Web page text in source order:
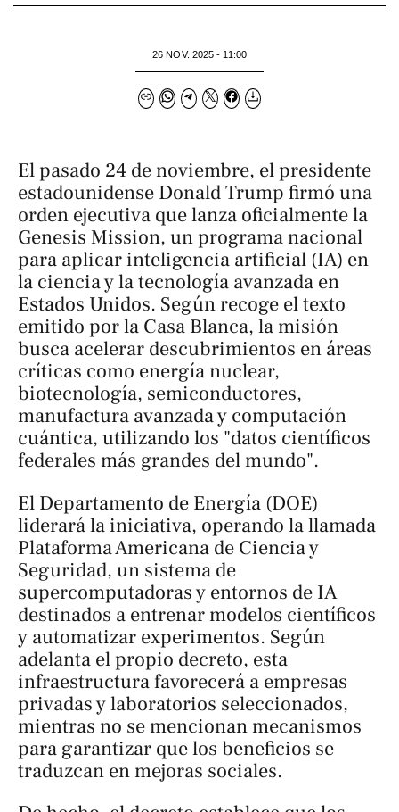
26 NOV. 2025 - 11:00
El pasado 24 de noviembre, el presidente
estadounidense Donald Trump firmó una
orden ejecutiva que lanza oficialmente la
Genesis Mission, un programa nacional
para aplicar inteligencia artificial (IA) en
la ciencia y la tecnología avanzada en
Estados Unidos. Según recoge el texto
emitido por la Casa Blanca, la misión
busca acelerar descubrimientos en áreas
críticas como energía nuclear,
biotecnología, semiconductores,
manufactura avanzada y computación
cuántica, utilizando los "datos científicos
federales más grandes del mundo".
El Departamento de Energía (DOE)
liderará la iniciativa, operando la llamada
Plataforma Americana de Ciencia y
Seguridad, un sistema de
supercomputadoras y entornos de IA
destinados a entrenar modelos científicos
y automatizar experimentos. Según
adelanta el propio decreto, esta
infraestructura favorecerá a empresas
privadas y laboratorios seleccionados,
mientras no se mencionan mecanismos
para garantizar que los beneficios se
traduzcan en mejoras sociales.